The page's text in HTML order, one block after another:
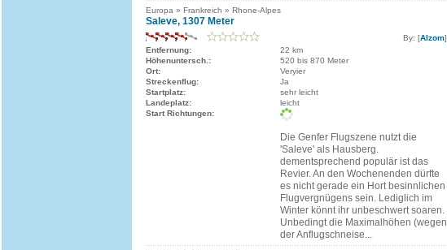
Europa » Frankreich » Rhone-Alpes
Saleve, 1307 Meter
By: [Alzom]
Entfernung:
22 km
Höhenuntersch.:
520 bis 870 Meter
Ort:
Veryier
Streckenflug:
Ja
Startplatz:
sehr leicht
Landeplatz:
leicht
Start Richtungen:
Die Genfer Flugszene nutzt die
'Saleve' als Hausberg.
dementsprechend populär ist das
Revier. An den Wochenenden dürfte
es nicht gerade ein Hort besinnlichen
Flugvergnügens sein. Lediglich im
Winter könnt ihr unbeschwert soaren.
Unbedingt die Maximalhöhen (wegen
der Anflugschneise...